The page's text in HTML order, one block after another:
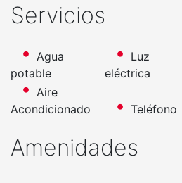
Servicios
Agua
potable
Luz
eléctrica
Aire
Acondicionado
Teléfono
Amenidades